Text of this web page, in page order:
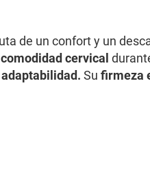
de un confort y un
comodidad cervical
Su firmeza